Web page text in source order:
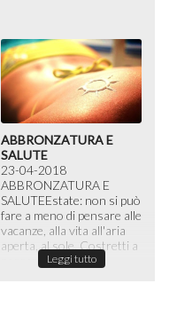
ABBRONZATURA E
SALUTE
23-04-2018
ABBRONZATURA E
SALUTE​ Estate: non si può
fare a meno di pensare alle
vacanze, alla vita all'aria
aperta, al sole. Costretti a
passare la maggior ...
Leggi tutto